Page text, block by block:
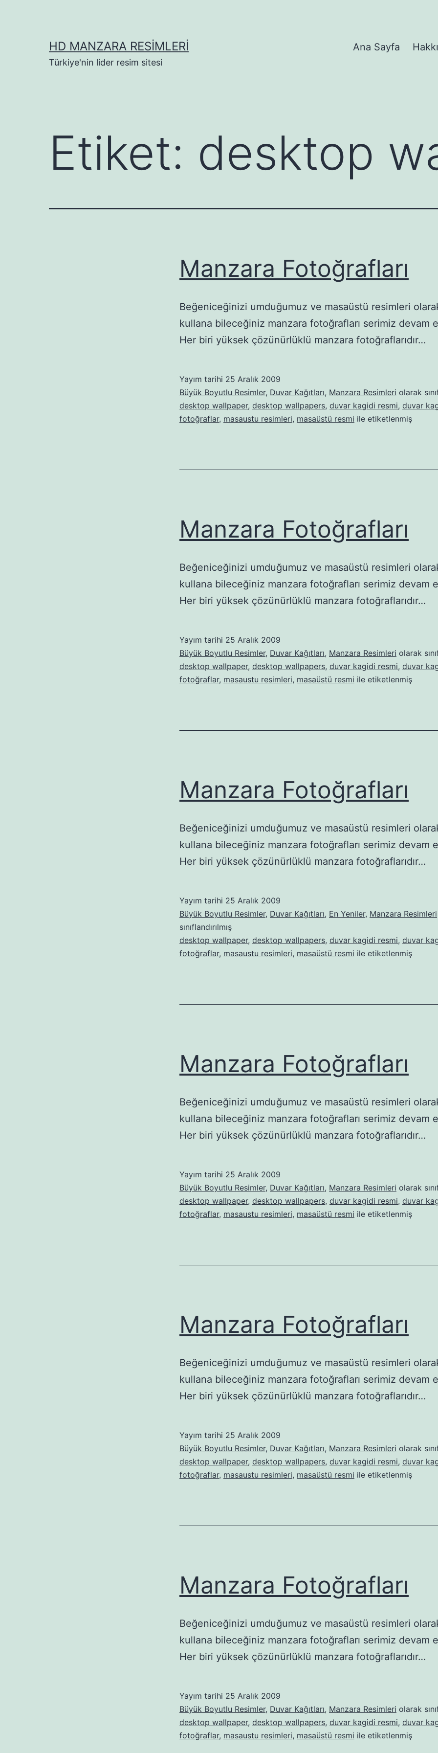
HD MANZARA RESIMLERI
Türkiye'nin lider resim sitesi
Ana Sayfa
Etiket: desktop
Manzara Fotoğrafları
Beğeniceğinizi umduğumuz ve masaüstü resimleri
kullana bileceğiniz manzara fotoğrafları serimiz devam
Her biri yüksek çözünürlüklü manzara fotoğraflarıdır…
Yayım tarihi 25 Aralık 2009
Büyük Boyutlu Resimler, Duvar Kağıtları, Manzara Resimleri olarak
desktop wallpaper, desktop wallpapers, duvar kagidi resmi, duvar
fotoğraflar, masaustu resimleri, masaüstü resmi ile etiketlenmiş
Manzara Fotoğrafları
Beğeniceğinizi umduğumuz ve masaüstü resimleri
kullana bileceğiniz manzara fotoğrafları serimiz devam
Her biri yüksek çözünürlüklü manzara fotoğraflarıdır…
Yayım tarihi 25 Aralık 2009
Büyük Boyutlu Resimler, Duvar Kağıtları, Manzara Resimleri olarak
desktop wallpaper, desktop wallpapers, duvar kagidi resmi, duvar
fotoğraflar, masaustu resimleri, masaüstü resmi ile etiketlenmiş
Manzara Fotoğrafları
Beğeniceğinizi umduğumuz ve masaüstü resimleri
kullana bileceğiniz manzara fotoğrafları serimiz devam
Her biri yüksek çözünürlüklü manzara fotoğraflarıdır…
Yayım tarihi 25 Aralık 2009
Büyük Boyutlu Resimler, Duvar Kağıtları, En Yeniler, Manzara Resimleri
sınıflandırılmış
desktop wallpaper, desktop wallpapers, duvar kagidi resmi, duvar
fotoğraflar, masaustu resimleri, masaüstü resmi ile etiketlenmiş
Manzara Fotoğrafları
Beğeniceğinizi umduğumuz ve masaüstü resimleri
kullana bileceğiniz manzara fotoğrafları serimiz devam
Her biri yüksek çözünürlüklü manzara fotoğraflarıdır…
Yayım tarihi 25 Aralık 2009
Büyük Boyutlu Resimler, Duvar Kağıtları, Manzara Resimleri olarak
desktop wallpaper, desktop wallpapers, duvar kagidi resmi, duvar
fotoğraflar, masaustu resimleri, masaüstü resmi ile etiketlenmiş
Manzara Fotoğrafları
Beğeniceğinizi umduğumuz ve masaüstü resimleri
kullana bileceğiniz manzara fotoğrafları serimiz devam
Her biri yüksek çözünürlüklü manzara fotoğraflarıdır…
Yayım tarihi 25 Aralık 2009
Büyük Boyutlu Resimler, Duvar Kağıtları, Manzara Resimleri olarak
desktop wallpaper, desktop wallpapers, duvar kagidi resmi, duvar
fotoğraflar, masaustu resimleri, masaüstü resmi ile etiketlenmiş
Manzara Fotoğrafları
Beğeniceğinizi umduğumuz ve masaüstü resimleri
kullana bileceğiniz manzara fotoğrafları serimiz devam
Her biri yüksek çözünürlüklü manzara fotoğraflarıdır…
Yayım tarihi 25 Aralık 2009
Büyük Boyutlu Resimler, Duvar Kağıtları, Manzara Resimleri olarak
desktop wallpaper, desktop wallpapers, duvar kagidi resmi, duvar
fotoğraflar, masaustu resimleri, masaüstü resmi ile etiketlenmiş